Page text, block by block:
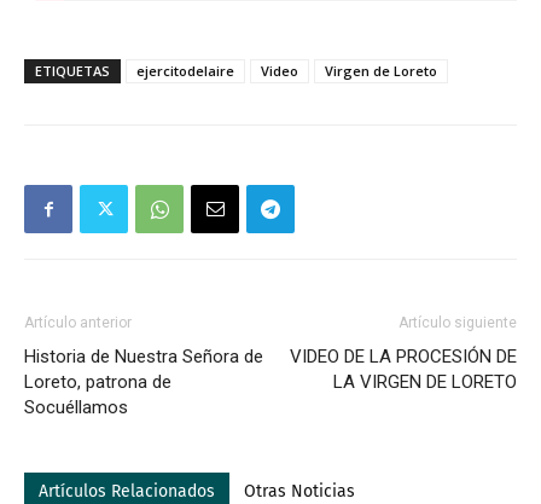
ETIQUETAS ejercitodelaire Video Virgen de Loreto
Artículo anterior
Historia de Nuestra Señora de
Loreto, patrona de
Socuéllamos
Artículo siguiente
VIDEO DE LA PROCESIÓN DE
LA VIRGEN DE LORETO
Artículos Relacionados Otras Noticias